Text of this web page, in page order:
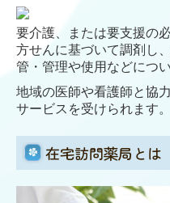
要介護、または要支援の
方せんに基づいて調剤し
管・管理や使用などにつ
地域の医師や看護師と協
サービスを受けられます。
在宅訪問薬局とは